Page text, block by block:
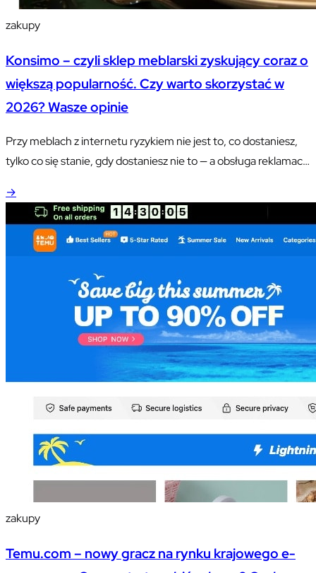
zakupy
Konsimo – czyli sklep meblarski zyskujący coraz o
większą popularność. Czy warto skorzystać w
2026? Wasze opinie
Przy meblach z internetu ryzykiem nie jest to, co dostaniesz,
tylko co się stanie, gdy dostaniesz nie to — a obsługa reklamacji
zabezpieczyć się przy odbiorze i jakie masz prawa niezależnie
od regulaminu sklepu.
→
zakupy
Temu.com – nowy gracz na rynku krajowego e-